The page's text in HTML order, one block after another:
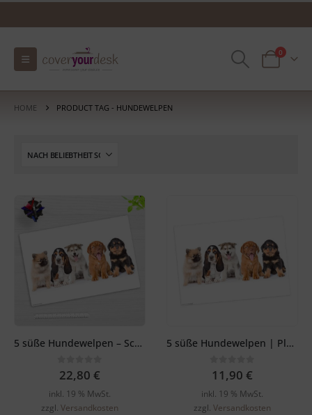
0
HOME PRODUCT TAG - HUNDEWELPEN
5 süße Hundewelpen – Schreibtischunterlage 60 x 40 cm
0out of 5
22,80 €
inkl. 19 % MwSt.
zzgl. Versandkosten
5 süße Hundewelpen | Platzsets aus Premium-Vinyl 44 x 32 cm – 1 Stück
0out of 5
11,90 €
inkl. 19 % MwSt.
zzgl. Versandkosten